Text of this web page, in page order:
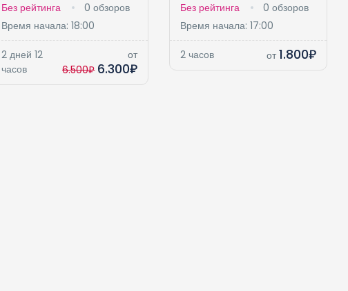
Без рейтинга
0 обзоров
Время начала: 18:00
2 дней 12
часов
от
6.500₽ 6.300₽
Без рейтинга
0 обзоров
Время начала: 17:00
2 часов от 1.800₽